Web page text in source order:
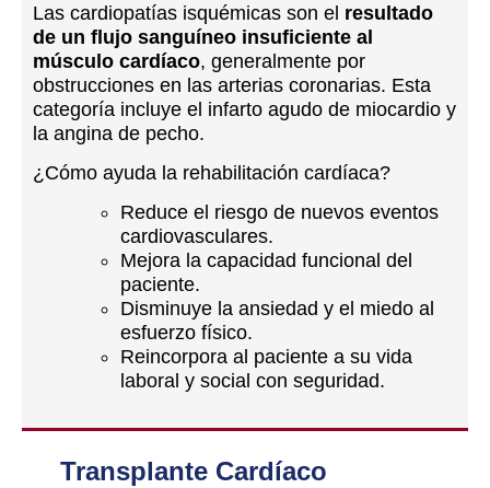
Transplante Cardíaco
Las cardiopatías isquémicas son el resultado
de un flujo sanguíneo insuficiente al
músculo cardíaco, generalmente por
obstrucciones en las arterias coronarias. Esta
categoría incluye el infarto agudo de miocardio y
la angina de pecho.
¿Cómo ayuda la rehabilitación cardíaca?
Reduce el riesgo de nuevos eventos
cardiovasculares.
Mejora la capacidad funcional del
paciente.
Disminuye la ansiedad y el miedo al
esfuerzo físico.
Reincorpora al paciente a su vida
laboral y social con seguridad.